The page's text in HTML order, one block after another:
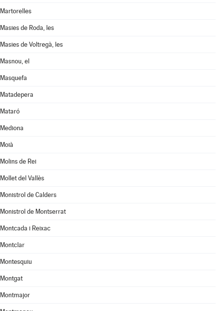
Martorelles
Masies de Roda, les
Masies de Voltregà, les
Masnou, el
Masquefa
Matadepera
Mataró
Mediona
Moià
Molins de Rei
Mollet del Vallès
Monistrol de Calders
Monistrol de Montserrat
Montcada i Reixac
Montclar
Montesquiu
Montgat
Montmajor